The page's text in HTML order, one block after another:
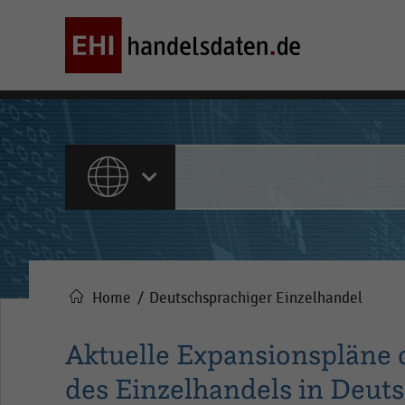
ALLE INHALTE
Pfadnavigation
Home Deutschsprachiger Einzelhandel
Aktuelle
des Einzelhandels in